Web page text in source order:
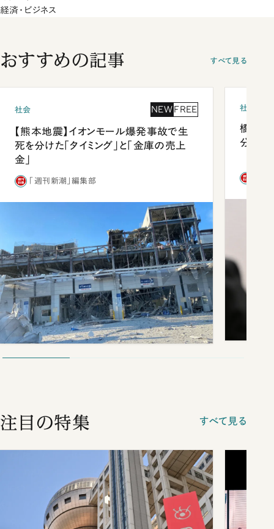
経済・ビジネス
おすすめの記事 すべて見る
社会 NEW FREE
【熊本地震】イオンモール爆発事故で生
死を分けた「タイミング」と「金庫の売上
金」
「週刊新潮」編集部
社会
橋本愛
分 佐
注目の特集 すべて見る